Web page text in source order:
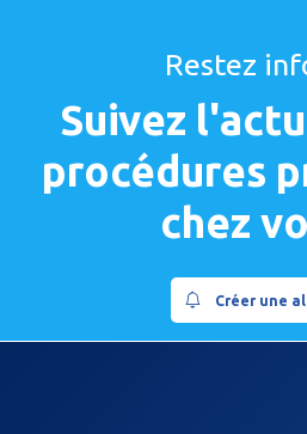
Restez
Suivez
procédures
chez
Créer une